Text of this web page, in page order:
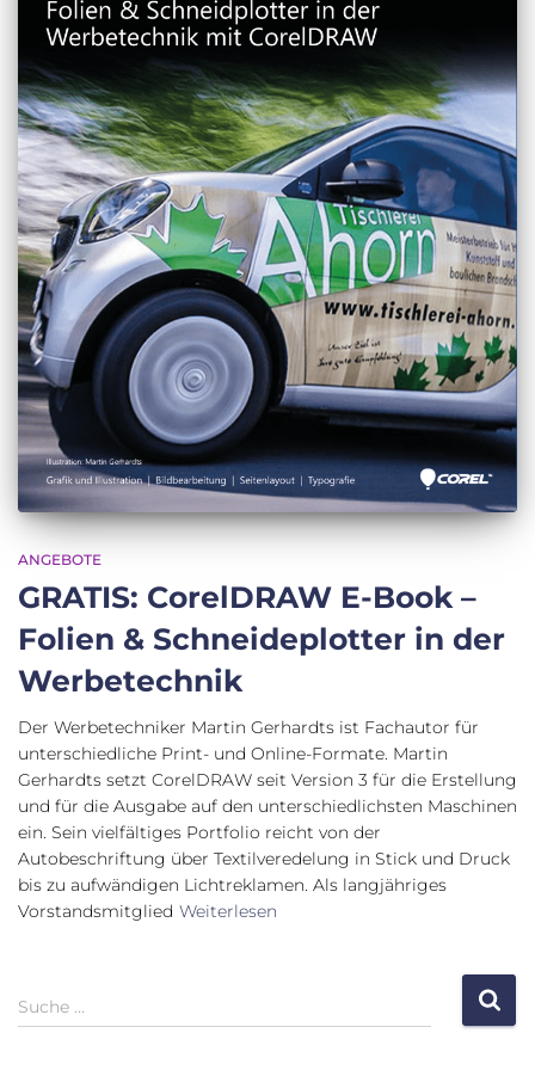
ANGEBOTE
GRATIS: CorelDRAW E-Book –
Folien & Schneideplotter in der
Werbetechnik
Der Werbetechniker Martin Gerhardts ist Fachautor für
unterschiedliche Print- und Online-Formate. Martin
Gerhardts setzt CorelDRAW seit Version 3 für die Erstellung
und für die Ausgabe auf den unterschiedlichsten Maschinen
ein. Sein vielfältiges Portfolio reicht von der
Autobeschriftung über Textilveredelung in Stick und Druck
bis zu aufwändigen Lichtreklamen. Als langjähriges
Vorstandsmitglied Weiterlesen
S
u
Suche …